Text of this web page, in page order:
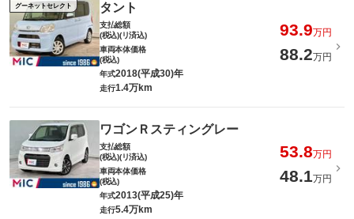
グーネットセレクト タント
支払総額
(税込)(リ済込)
93.9万円
車両本体価格
(税込)
88.2万円
年式2018(平成30)年
走行1.4万km
ワゴンＲスティングレー
支払総額
(税込)(リ済込)
53.8万円
車両本体価格
(税込)
48.1万円
年式2013(平成25)年
走行5.4万km